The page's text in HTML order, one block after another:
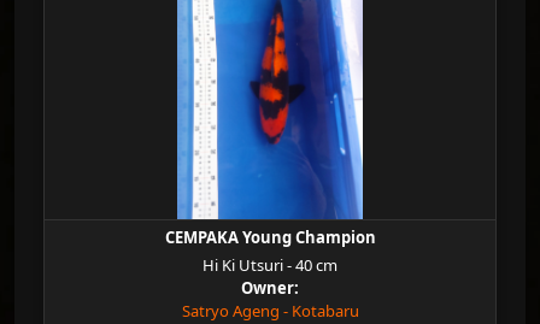
CEMPAKA Young Champion
Hi Ki Utsuri - 40 cm
Owner:
Satryo Ageng - Kotabaru